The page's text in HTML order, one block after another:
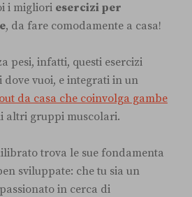
i migliori esercizi per
, da fare comodamente a casa!
pesi, infatti, questi esercizi
dove vuoi, e integrati in un
da casa che coinvolga gambe
altri gruppi muscolari.
trova le sue fondamenta
sviluppate: che tu sia un
in cerca di